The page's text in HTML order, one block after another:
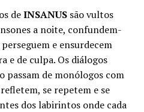
deINSANUSsão vultos
a noite, confundem-
e ensurdecem
e de culpa. Os diálogos
passam de monólogos com
se repetem e se
dos labirintos onde cada